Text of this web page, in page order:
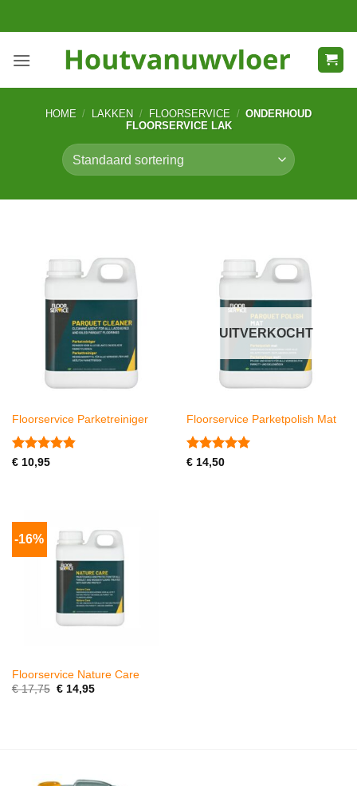
naar
HOME / LAKKEN / FLOORSERVICE / ONDERHOUD
FLOORSERVICE LAK
Floorservice Parketreiniger
Gewaardeerd
€10,95
UITVERKOCHT
Floorservice Parketpolish Mat
Gewaardeerd
€14,50
-16%
Floorservice Nature Care
€17,75 Oorspronkelijke
€14,95Huidige